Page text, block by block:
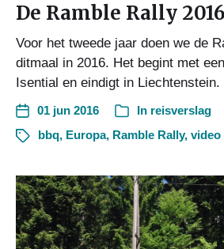
De Ramble Rally 2016
Voor het tweede jaar doen we de
ditmaal in 2016. Het begint met
Isential en eindigt in Liechtenstein.
01 jun 2016 In reisverslag
bbq, Europa, Ramble Rally, video